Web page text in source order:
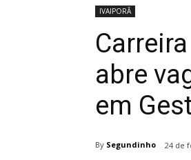
IVAIPORÃ
abre
em
By Segundinho 24 de